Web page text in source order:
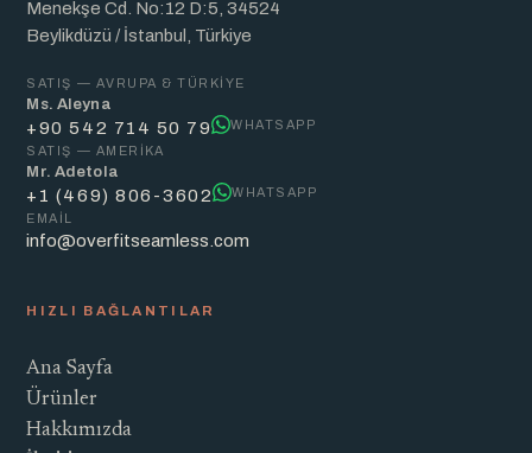
Menekşe Cd. No:12 D:5, 34524
Beylikdüzü / İstanbul, Türkiye
SATIŞ — AVRUPA & TÜRKIYE
Ms. Aleyna
+90 542 714 50 79
WHATSAPP
SATIŞ — AMERIKA
Mr. Adetola
+1 (469) 806-3602
WHATSAPP
EMAIL
info@overfitseamless.com
HIZLI BAĞLANTILAR
Ana Sayfa
Ürünler
Hakkımızda